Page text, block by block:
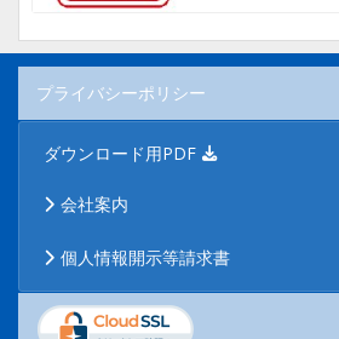
プライバシーポリシー
ダウンロード用PDF
会社案内
個人情報開示等請求書